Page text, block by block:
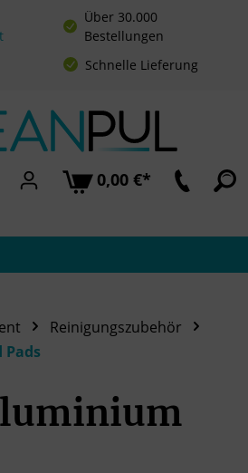
Über 30.000
Bestellungen
Schnelle Lieferung
0,00 €*
Reinigungszubehör
Pads